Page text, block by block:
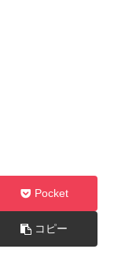
Pocket
コピー